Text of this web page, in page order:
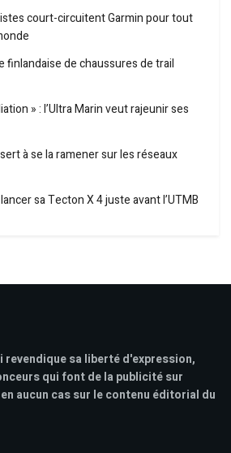
court-circuitent Garmin pour tout
finlandaise de chaussures de trail
» : l’Ultra Marin veut rajeunir ses
à se la ramener sur les réseaux
sa Tecton X 4 juste avant l’UTMB
revendique sa liberté d'expression,
qui font de la publicité sur
aucun cas sur le contenu éditorial du